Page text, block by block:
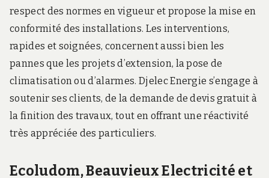
respect des normes en vigueur et propose la mise en
conformité des installations. Les interventions,
rapides et soignées, concernent aussi bien les
pannes que les projets d’extension, la pose de
climatisation ou d’alarmes. Djelec Energie s’engage à
soutenir ses clients, de la demande de devis gratuit à
la finition des travaux, tout en offrant une réactivité
très appréciée des particuliers.
Ecoludom, Beauvieux Electricité et